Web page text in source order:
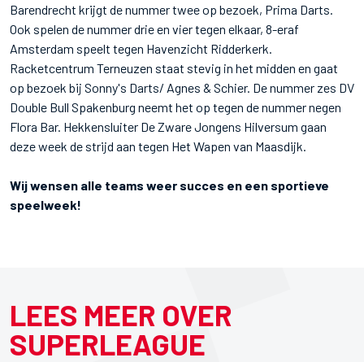
Barendrecht krijgt de nummer twee op bezoek, Prima Darts.
Ook spelen de nummer drie en vier tegen elkaar, 8-eraf
Amsterdam speelt tegen Havenzicht Ridderkerk.
Racketcentrum Terneuzen staat stevig in het midden en gaat
op bezoek bij Sonny's Darts/ Agnes & Schier. De nummer zes DV
Double Bull Spakenburg neemt het op tegen de nummer negen
Flora Bar. Hekkensluiter De Zware Jongens Hilversum gaan
deze week de strijd aan tegen Het Wapen van Maasdijk.
Wij wensen alle teams weer succes en een sportieve
speelweek!
LEES MEER OVER
SUPERLEAGUE